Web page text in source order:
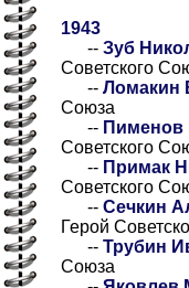
1943
-- Зуб
Советского
-- Ломакин
Союза
-- Пименов
Советского
-- Примак
Советского
-- Сечкин
Герой
-- Трубин
Союза